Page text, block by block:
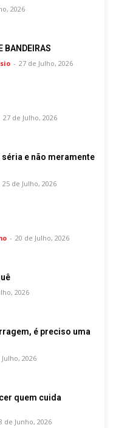
2026
BANDEIRAS
- 27 de Julho, 2026
27 de Julho, 2026
séria e não meramente
25 de Julho, 2026
- 20 de Julho, 2026
2026
é preciso uma
Julho, 2026
quem cuida
de Junho, 2026